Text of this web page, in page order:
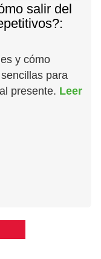
salir del
y cómo
para
presente. Leer